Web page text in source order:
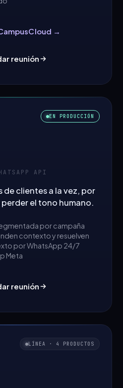
→
reunión
EN PRODUCCIÓN
API
de clientes a la vez, por
el tono humano.
por campaña
contexto y resuelven
por WhatsApp 24/7
Meta
reunión
LÍNEA · 4 PRODUCTOS